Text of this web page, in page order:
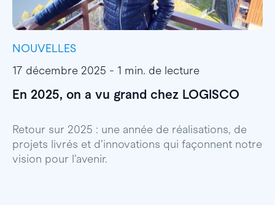
NOUVELLES
17 décembre 2025 - 1 min. de lecture
En 2025, on a vu grand chez LOGISCO
Retour sur 2025 : une année de réalisations, de
projets livrés et d’innovations qui façonnent notre
vision pour l’avenir.